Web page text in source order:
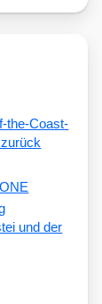
the-Coast-
und der